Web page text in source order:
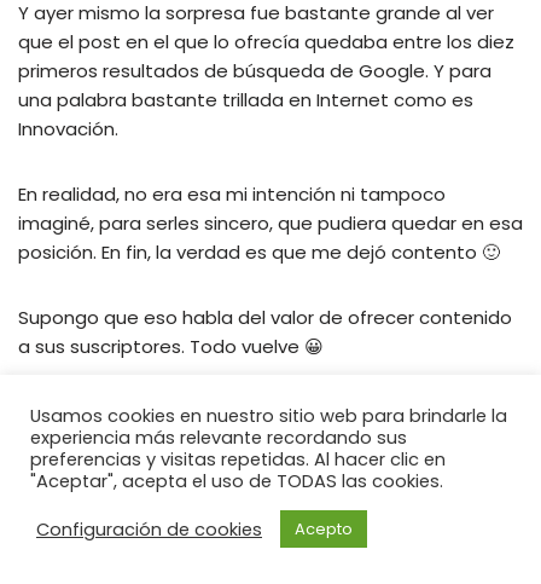
Y ayer mismo la sorpresa fue bastante grande al ver
que el post en el que lo ofrecía quedaba entre los diez
primeros resultados de búsqueda de Google. Y para
una palabra bastante trillada en Internet como es
Innovación.
En realidad, no era esa mi intención ni tampoco
imaginé, para serles sincero, que pudiera quedar en esa
posición. En fin, la verdad es que me dejó contento 🙂
Supongo que eso habla del valor de ofrecer contenido
a sus suscriptores. Todo vuelve 😀
Usamos cookies en nuestro sitio web para brindarle la
experiencia más relevante recordando sus
preferencias y visitas repetidas. Al hacer clic en
"Aceptar", acepta el uso de TODAS las cookies.
Configuración de cookies
Acepto